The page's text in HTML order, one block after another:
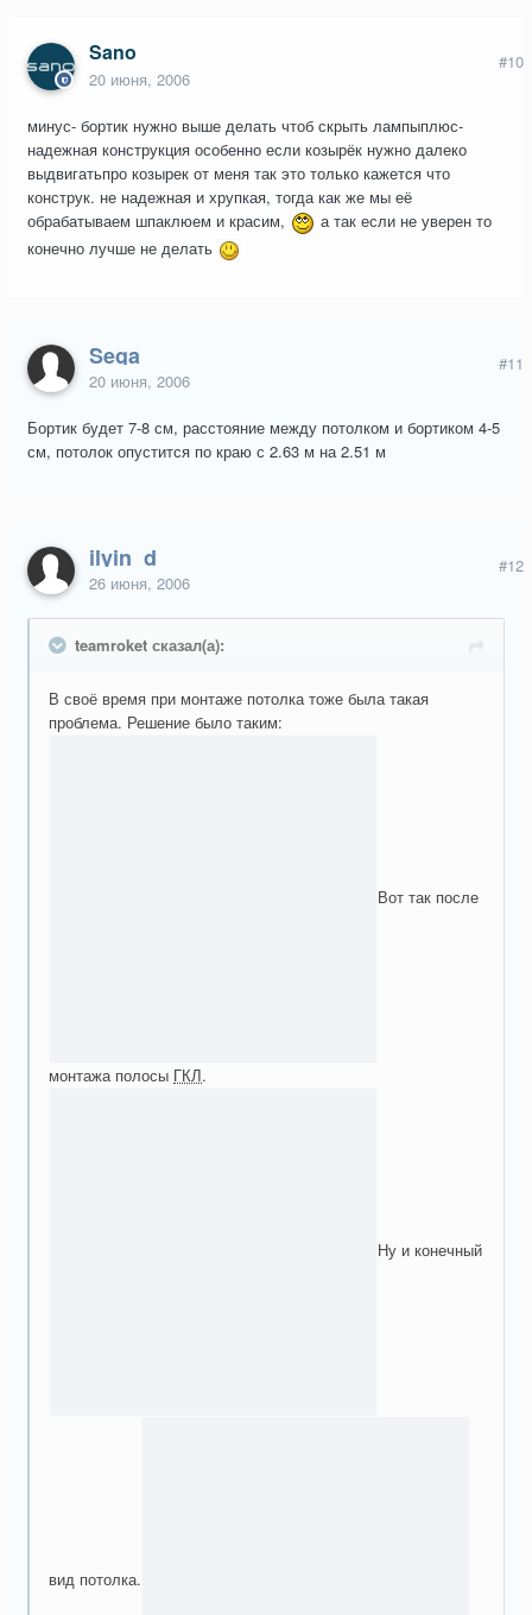
Sano
20 июня, 2006
#10
минус- бортик нужно выше делать чтоб скрыть лампыплюс-
надежная конструкция особенно если козырёк нужно далеко
выдвигатьпро козырек от меня так это только кажется что
конструк. не надежная и хрупкая, тогда как же мы её
обрабатываем шпаклюем и красим,
а так если не уверен то
конечно лучше не делать
Sega
20 июня, 2006
#11
Бортик будет 7-8 см, расстояние между потолком и бортиком 4-5
см, потолок опустится по краю с 2.63 м на 2.51 м
ilyin_d
26 июня, 2006
#12
teamroket сказал(а):
В своё время при монтаже потолка тоже была такая
проблема. Решение было таким:
Вот так после
монтажа полосы ГКЛ.
Ну и конечный
вид потолка.